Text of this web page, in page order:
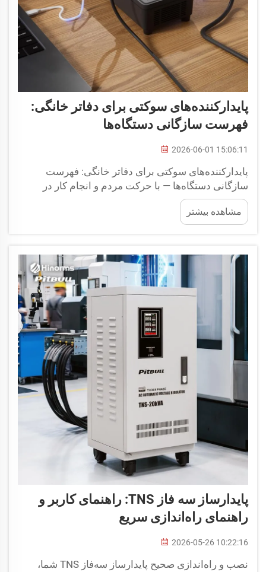
پایدارکننده‌های سوکتی برای دفاتر خانگی:
فهرست سازگانی دستگاه‌ها
2026-06-01 15:06:11
پایدارکننده‌های سوکتی برای دفاتر خانگی: فهرست
سازگانی دستگاه‌ها — با حرکت مردم و انجام کار در
جامعه‌ای فزایندهٔ سیار، دفتر خانگی یکی از مهم‌ترین
مناطقی شده است که باید به‌طور مداوم در برابر برق
نامطمئن محافظت شود...
مشاهده بیشتر
پایدارساز سه فاز TNS: راهنمای کاربر و
راهنمای راه‌اندازی سریع
2026-05-26 10:22:16
نصب و راه‌اندازی صحیح پایدارساز سه‌فاز TNS شما،